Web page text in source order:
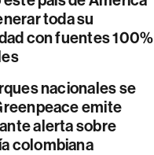
toda su
con fuentes 100%
nacionales se
emite
alerta sobre
colombiana